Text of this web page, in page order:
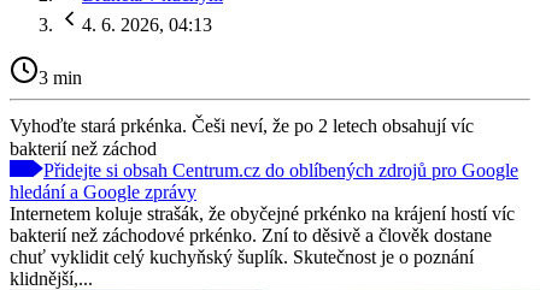
4. 6. 2026, 04:13
3 min
Vyhoďte stará prkénka. Češi neví, že po 2 letech obsahují víc
bakterií než záchod
Přidejte si obsah Centrum.cz do oblíbených zdrojů pro Google
hledání a Google zprávy
Internetem koluje strašák, že obyčejné prkénko na krájení hostí víc
bakterií než záchodové prkénko. Zní to děsivě a člověk dostane
chuť vyklidit celý kuchyňský šuplík. Skutečnost je o poznání
klidnější,...